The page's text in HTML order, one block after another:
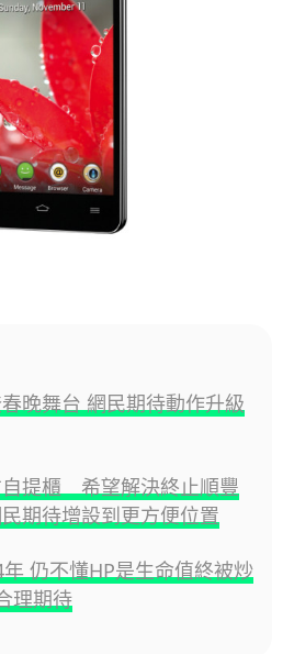
晚舞台 網民期待動作升級
提櫃 希望解決終止順豐
期待增設到更方便位置
仍不懂HP是生命值終被炒
理期待